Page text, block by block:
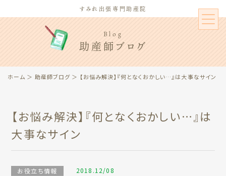
すみれ出張専門助産院
Blog
助産師ブログ
ホーム ＞ 助産師ブログ ＞ 【お悩み解決】『何となくおかしい…』は大事なサイン
【お悩み解決】『何となくおかしい…』は
大事なサイン
お役立ち情報 2018.12/08